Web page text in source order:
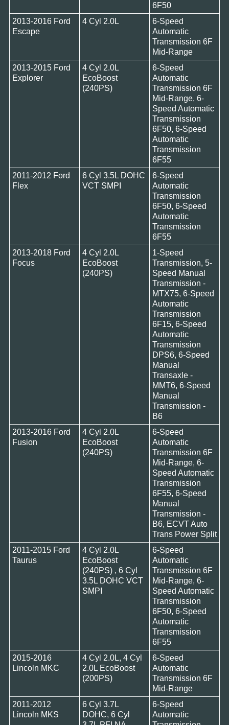
6F50
2013-2016 Ford
Escape
4 Cyl 2.0L
6-Speed
Automatic
Transmission 6F
Mid-Range
2013-2015 Ford
Explorer
4 Cyl 2.0L
EcoBoost
(240PS)
6-Speed
Automatic
Transmission 6F
Mid-Range, 6-
Speed Automatic
Transmission
6F50, 6-Speed
Automatic
Transmission
6F55
2011-2012 Ford
Flex
6 Cyl 3.5L DOHC
VCT SMPI
6-Speed
Automatic
Transmission
6F50, 6-Speed
Automatic
Transmission
6F55
2013-2018 Ford
Focus
4 Cyl 2.0L
EcoBoost
(240PS)
1-Speed
Transmission, 5-
Speed Manual
Transmission -
MTX75, 6-Speed
Automatic
Transmission
6F15, 6-Speed
Automatic
Transmission
DPS6, 6-Speed
Manual
Transaxle -
MMT6, 6-Speed
Manual
Transmission -
B6
2013-2016 Ford
Fusion
4 Cyl 2.0L
EcoBoost
(240PS)
6-Speed
Automatic
Transmission 6F
Mid-Range, 6-
Speed Automatic
Transmission
6F55, 6-Speed
Manual
Transmission -
B6, ECVT Auto
Trans Power Split
2011-2015 Ford
Taurus
4 Cyl 2.0L
EcoBoost
(240PS) , 6 Cyl
3.5L DOHC VCT
SMPI
6-Speed
Automatic
Transmission 6F
Mid-Range, 6-
Speed Automatic
Transmission
6F50, 6-Speed
Automatic
Transmission
6F55
2015-2016
Lincoln MKC
4 Cyl 2.0L, 4 Cyl
2.0L EcoBoost
(200PS)
6-Speed
Automatic
Transmission 6F
Mid-Range
2011-2012
Lincoln MKS
6 Cyl 3.7L
DOHC, 6 Cyl
6-Speed
Automatic